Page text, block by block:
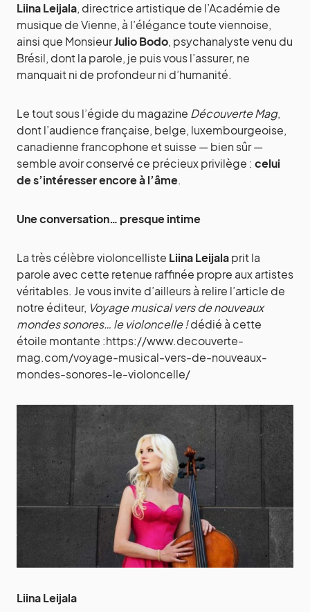
Liina Leijala, directrice artistique de l’Académie de
musique de Vienne, à l’élégance toute viennoise,
ainsi que MonsieurJulio Bodo, psychanalyste venu du
Brésil, dont la parole, je puis vous l’assurer, ne
manquait ni de profondeur ni d’humanité.
Le tout sous l’égide du magazine Découverte Mag,
dont l’audience française, belge, luxembourgeoise,
canadienne francophone et suisse — bien sûr —
semble avoir conservé ce précieux privilège : celui
de s’intéresser encore à l’âme.
Une conversation… presque intime
La très célèbre violoncelliste Liina Leijalaprit la
parole avec cette retenue raffinée propre aux artistes
véritables. Je vous invite d’ailleurs à relire l’article de
notre éditeur, Voyage musical vers de nouveaux
mondes sonores… le violoncelle !dédié à cette
étoile montante :https://www.decouverte-
mag.com/voyage-musical-vers-de-nouveaux-
mondes-sonores-le-violoncelle/
Liina Leijala